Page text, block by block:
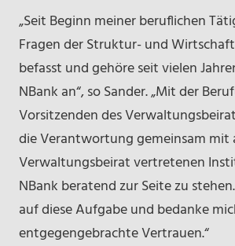
„Seit Beginn meiner beruflichen
Fragen der Struktur- und
befasst und gehöre seit vielen
NBank an“, so Sander. „Mit der
Vorsitzenden des
die Verantwortung gemeinsam mit
Verwaltungsbeirat vertretenen
NBank beratend zur Seite zu
auf diese Aufgabe und bedanke
entgegengebrachte Vertrauen.“